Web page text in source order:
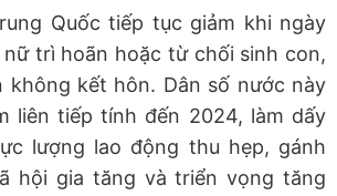
Quốc tiếp tục giảm khi ngày
nữ trì hoãn hoặc từ chối sinh con,
không kết hôn. Dân số nước này
liên tiếp tính đến 2024, làm dấy
lượng lao động thu hẹp, gánh
hội gia tăng và triển vọng tăng